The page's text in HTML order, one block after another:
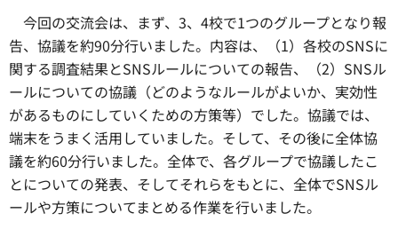
今回の交流会は、まず、3、4校で1つのグループとなり報
告、協議を約90分行いました。内容は、（1）各校のSNSに
関する調査結果とSNSルールについての報告、（2）SNSル
ールについての協議（どのようなルールがよいか、実効性
があるものにしていくための方策等）でした。協議では、
端末をうまく活用していました。そして、その後に全体協
議を約60分行いました。全体で、各グループで協議したこ
とについての発表、そしてそれらをもとに、全体でSNSル
ールや方策についてまとめる作業を行いました。